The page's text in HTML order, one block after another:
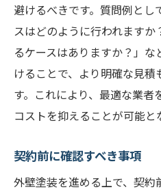
避けるべきです。質問例とし
スはどのように行われます
るケースはありますか？」
けることで、より明確な見
す。これにより、最適な業者
コストを抑えることが可能と
契約前に確認すべき事項
外壁塗装を進める上で、契